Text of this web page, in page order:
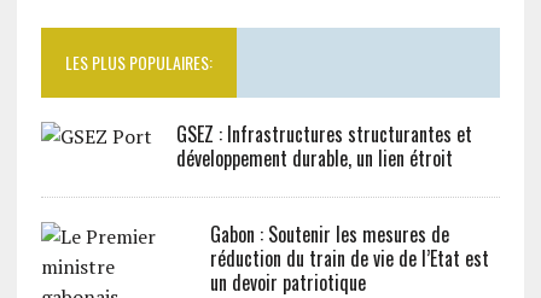
LES PLUS POPULAIRES:
GSEZ : Infrastructures structurantes et
développement durable, un lien étroit
Gabon : Soutenir les mesures de
réduction du train de vie de l’Etat est
un devoir patriotique